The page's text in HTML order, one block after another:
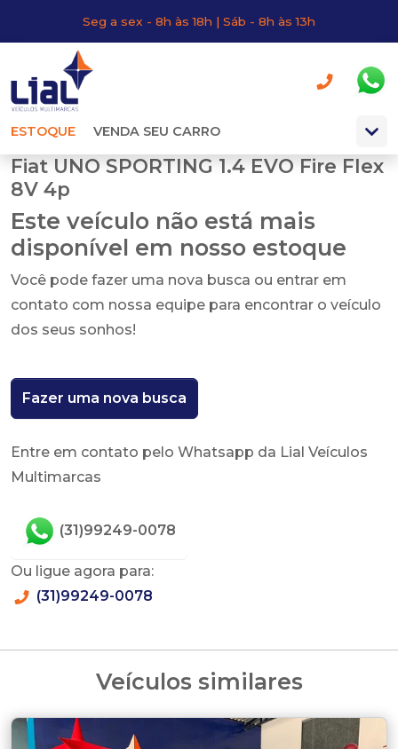
Seg a sex - 8h às 18h | Sáb - 8h às 13h
ESTOQUE VENDA SEU CARRO
Fiat UNO SPORTING 1.4 EVO Fire Flex
8V 4p
Este veículo não está mais
disponível em nosso estoque
Você pode fazer uma nova busca ou entrar em
contato com nossa equipe para encontrar o veículo
dos seus sonhos!
Fazer uma nova busca
Entre em contato pelo Whatsapp da Lial Veículos
Multimarcas
(31)99249-0078
Ou ligue agora para:
(31)99249-0078
Veículos similares